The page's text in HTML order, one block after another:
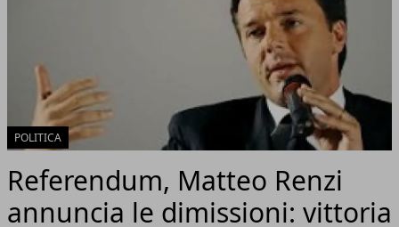
POLITICA
Referendum, Matteo Renzi
annuncia le dimissioni: vittoria